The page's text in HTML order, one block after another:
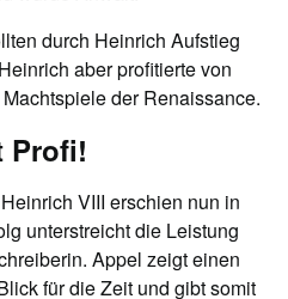
durch Heinrich Aufstieg
aber profitierte von
der Renaissance.
Profi!
VIII erschien nun in
unterstreicht die Leistung
Appel zeigt einen
für die Zeit und gibt somit